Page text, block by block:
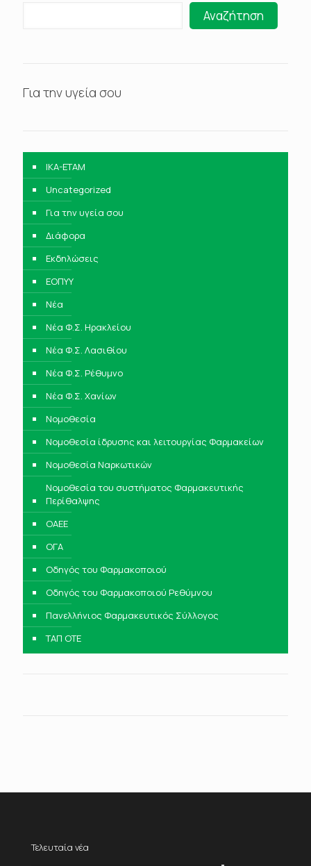
Αναζήτηση
Για την υγεία σου
IKA-ETAM
Uncategorized
Για την υγεία σου
Διάφορα
Εκδηλώσεις
ΕΟΠΥΥ
Νέα
Νέα Φ.Σ. Ηρακλείου
Νέα Φ.Σ. Λασιθίου
Νέα Φ.Σ. Ρέθυμνο
Νέα Φ.Σ. Χανίων
Νομοθεσία
Νομοθεσία ίδρυσης και λειτουργίας Φαρμακείων
Νομοθεσία Ναρκωτικών
Νομοθεσία του συστήματος Φαρμακευτικής
Περίθαλψης
ΟΑΕΕ
ΟΓΑ
Οδηγός του Φαρμακοποιού
Οδηγός του Φαρμακοποιού Ρεθύμνου
Πανελλήνιος Φαρμακευτικός Σύλλογος
ΤΑΠ ΟΤΕ
Τελευταία νέα